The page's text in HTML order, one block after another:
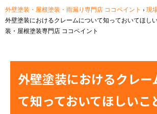
外壁塗装・屋根塗装・雨漏り専門店 ココペイント › 現
外壁塗装におけるクレームについて知っておいてほし
装・屋根塗装専門店 ココペイント
外壁塗装におけるクレー
て知っておいてほしい